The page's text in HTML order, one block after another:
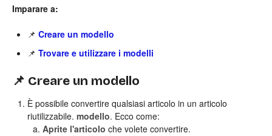
Imparare a:
📌 Creare un modello
📌 Trovare e utilizzare i modelli
📌 Creare un modello
È possibile convertire qualsiasi articolo in un articolo
riutilizzabile. modello. Ecco come:
Aprite l'articolo che volete convertire.